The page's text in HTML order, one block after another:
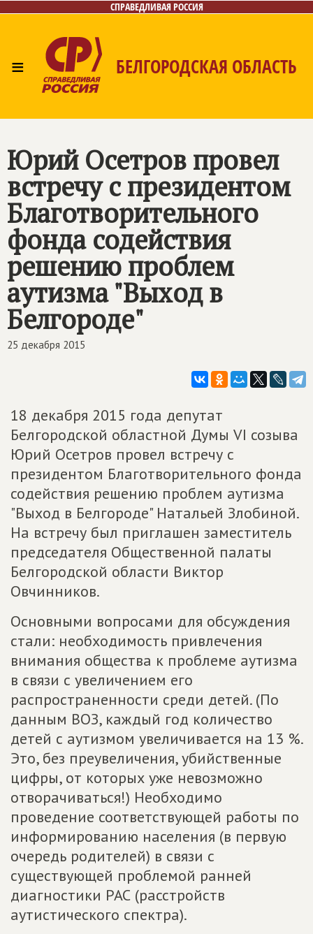
СПРАВЕДЛИВАЯ РОССИЯ
≡ БЕЛГОРОДСКАЯ ОБЛАСТЬ
Юрий Осетров провел
встречу с президентом
Благотворительного
фонда содействия
решению проблем
аутизма "Выход в
Белгороде"
25 декабря 2015
18 декабря 2015 года депутат
Белгородской областной Думы VI созыва
Юрий Осетров провел встречу с
президентом Благотворительного фонда
содействия решению проблем аутизма
"Выход в Белгороде" Натальей Злобиной.
На встречу был приглашен заместитель
председателя Общественной палаты
Белгородской области Виктор
Овчинников.
Основными вопросами для обсуждения
стали: необходимость привлечения
внимания общества к проблеме аутизма
в связи с увеличением его
распространенности среди детей. (По
данным ВОЗ, каждый год количество
детей с аутизмом увеличивается на 13 %.
Это, без преувеличения, убийственные
цифры, от которых уже невозможно
отворачиваться!) Необходимо
проведение соответствующей работы по
информированию населения (в первую
очередь родителей) в связи с
существующей проблемой ранней
диагностики РАС (расстройств
аутистического спектра).